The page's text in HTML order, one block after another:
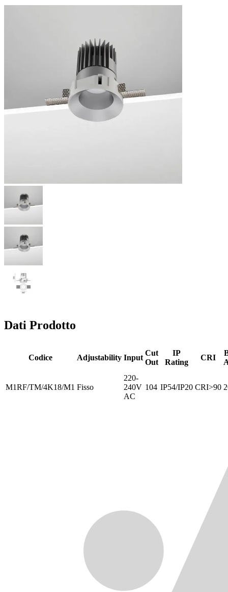
Dati Prodotto
Codice Adjustability Input
Cut
Out
IP
Rating
CRI
M1RF/TM/4K18/M1 Fisso
220-
240V
AC
104 IP54/IP20 CRI>90